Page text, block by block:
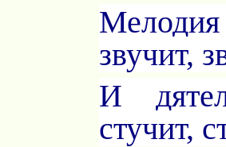
звучит,
И
стучит,